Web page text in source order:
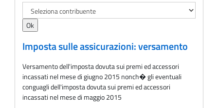
Imposta sulle assicurazioni: versamento
Versamento dell'imposta dovuta sui premi ed accessori
incassati nel mese di giugno 2015 nonch� gli eventuali
conguagli dell'imposta dovuta sui premi ed accessori
incassati nel mese di maggio 2015